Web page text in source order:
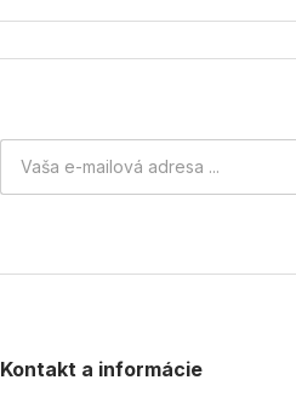
Kontakt a informácie